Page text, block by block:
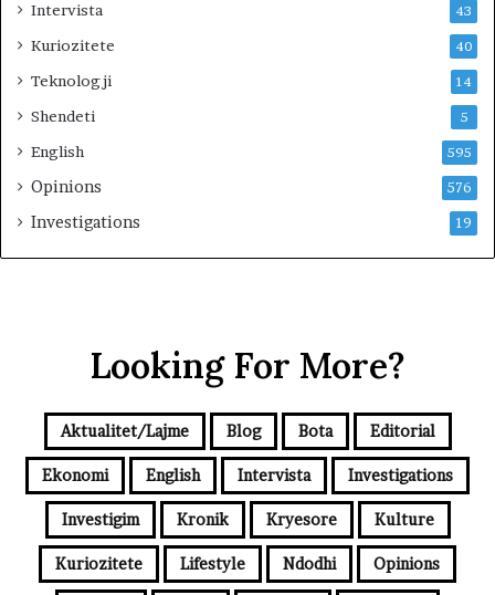
Intervista 43
Kuriozitete 40
Teknologji 14
Shendeti 5
English 595
Opinions 576
Investigations 19
Looking For More?
Aktualitet/Lajme Blog Bota Editorial
Ekonomi English Intervista Investigations
Investigim Kronik Kryesore Kulture
Kuriozitete Lifestyle Ndodhi Opinions